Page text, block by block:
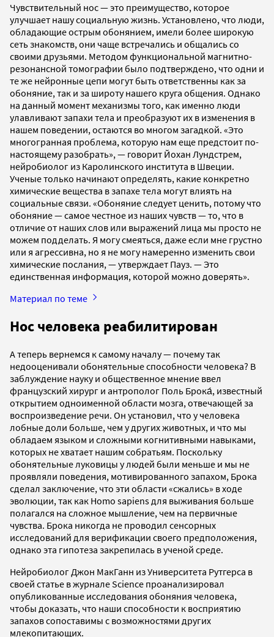
Чувствительный нос — это преимущество, которое
улучшает нашу социальную жизнь. Установлено, что люди,
обладающие острым обонянием, имели более широкую
сеть знакомств, они чаще встречались и общались со
своими друзьями. Методом функциональной магнитно-
резонансной томографии было подтверждено, что одни и
те же нейронные цепи могут быть ответственны как за
обоняние, так и за широту нашего круга общения. Однако
на данный момент механизмы того, как именно люди
улавливают запахи тела и преобразуют их в изменения в
нашем поведении, остаются во многом загадкой. «Это
многогранная проблема, которую нам еще предстоит по-
настоящему разобрать», — говорит Йохан Лундстрем,
нейробиолог из Каролинского института в Швеции.
Ученые только начинают определять, какие конкретно
химические вещества в запахе тела могут влиять на
социальные связи. «Обоняние следует ценить, потому что
обоняние — самое честное из наших чувств — то, что в
отличие от наших слов или выражений лица мы просто не
можем подделать. Я могу смеяться, даже если мне грустно
или я агрессивна, но я не могу намеренно изменить свои
химические послания, — утверждает Пауз. — Это
единственная информация, которой можно доверять».
Материал по теме
Нос человека реабилитирован
А теперь вернемся к самому началу — почему так
недооценивали обонятельные способности человека? В
заблуждение науку и общественное мнение ввел
французский хирург и антрополог Поль Брока́, известный
открытием одноименной области мозга, отвечающей за
воспроизведение речи. Он установил, что у человека
лобные доли больше, чем у других животных, и что мы
обладаем языком и сложными когнитивными навыками,
которых не хватает нашим собратьям. Поскольку
обонятельные луковицы у людей были меньше и мы не
проявляли поведения, мотивированного запахом, Брока
сделал заключение, что эти области «сжались» в ходе
эволюции, так как Homo sapiens для выживания больше
полагался на сложное мышление, чем на первичные
чувства. Брока никогда не проводил сенсорных
исследований для верификации своего предположения,
однако эта гипотеза закрепилась в ученой среде.
Нейробиолог Джон МакГанн из Университета Рутгерса в
своей статье в журнале Science проанализировал
опубликованные исследования обоняния человека,
чтобы доказать, что наши способности к восприятию
запахов сопоставимы с возможностями других
млекопитающих.